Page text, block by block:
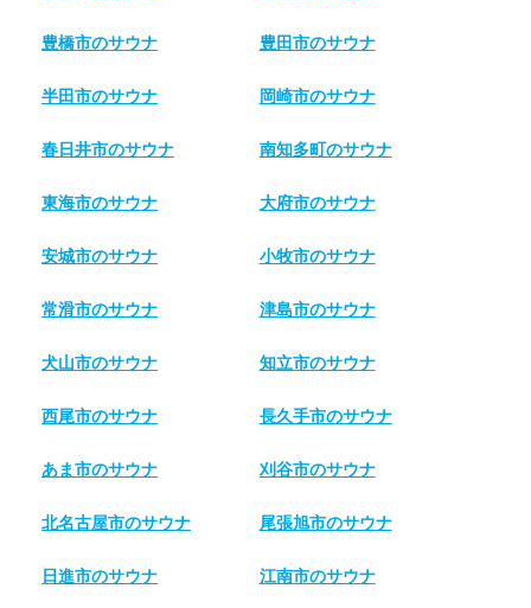
豊橋市のサウナ 豊田市のサウナ
半田市のサウナ 岡崎市のサウナ
春日井市のサウナ 南知多町のサウナ
東海市のサウナ 大府市のサウナ
安城市のサウナ 小牧市のサウナ
常滑市のサウナ 津島市のサウナ
犬山市のサウナ 知立市のサウナ
西尾市のサウナ 長久手市のサウナ
あま市のサウナ 刈谷市のサウナ
北名古屋市のサウナ 尾張旭市のサウナ
日進市のサウナ 江南市のサウナ